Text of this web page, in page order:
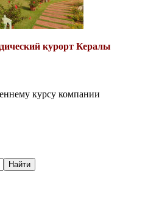
курорт Кералы
курсу компании